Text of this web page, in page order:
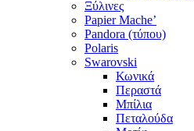
Ξύλινες
Papier Mache’
Pandora (τύπου)
Polaris
Swarovski
Κωνικά
Περαστά
Μπίλια
Πεταλούδα